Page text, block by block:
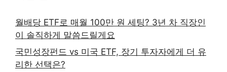
월배당 ETF로 매월 100만 원 세팅? 3년 차 직장인
이 솔직하게 말씀드릴게요
국민성장펀드 vs 미국 ETF, 장기 투자자에게 더 유
리한 선택은?